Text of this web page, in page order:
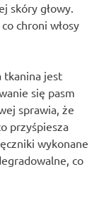
skóry głowy.
chroni włosy
tkanina jest
się pasm
sprawia, że
przyśpiesza
wykonane
co